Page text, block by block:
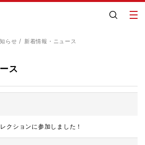
らせ 新着情報・ニュース
ス
クションに参加しました！